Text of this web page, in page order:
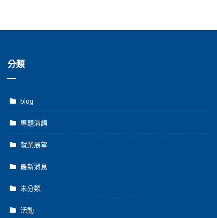
分類
blog
專題演講
就業展望
最新消息
未分類
活動